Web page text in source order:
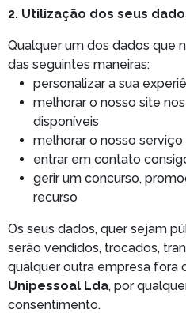
2. Utilização dos seus
Qualquer um dos dados que
das seguintes maneiras:
personalizar a sua
melhorar o nosso site
disponíveis
melhorar o nosso
entrar em contato
gerir um concurso,
recurso
Os seus dados, quer sejam
serão vendidos, trocados,
qualquer outra empresa fora
Unipessoal Lda, por
consentimento.